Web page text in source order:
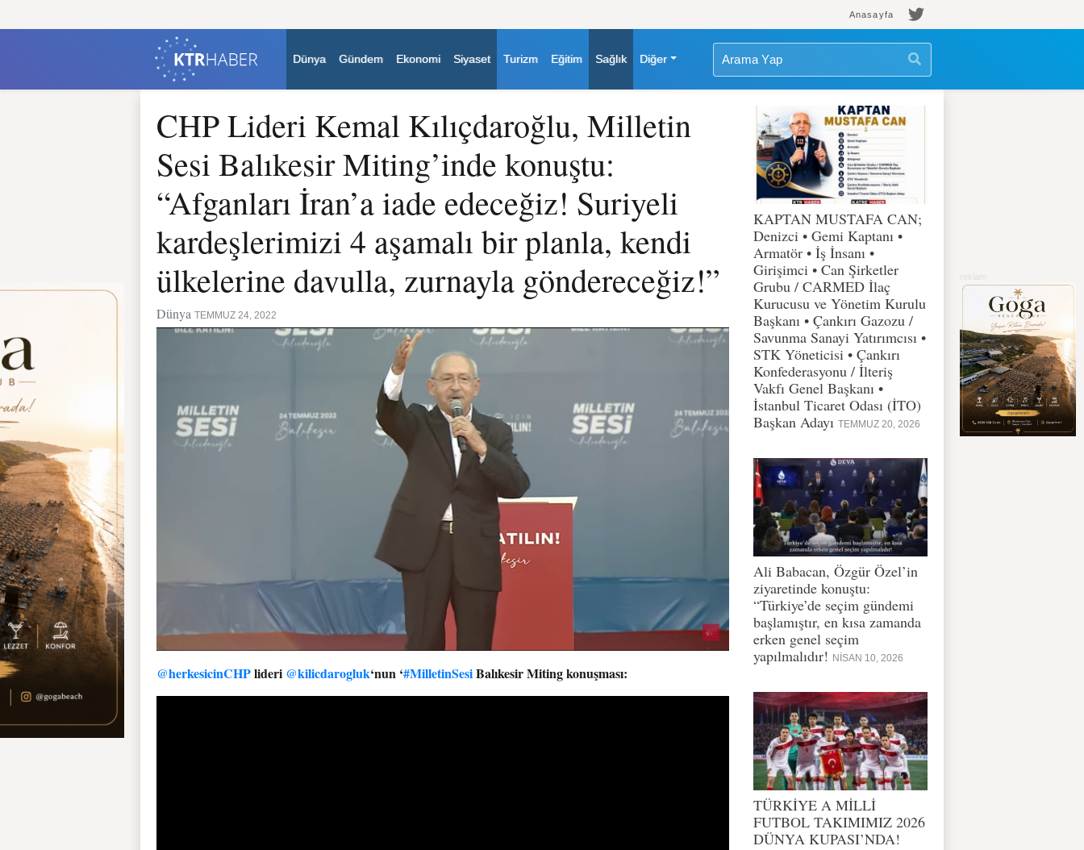
Anasayfa
Dünya Gündem Ekonomi Siyaset Turizm Eğitim Sağlık Diğer
CHP Lideri Kemal Kılıçdaroğlu, Milletin
Sesi Balıkesir Miting’inde konuştu:
“Afganları İran’a iade edeceğiz! Suriyeli
kardeşlerimizi 4 aşamalı bir planla, kendi
ülkelerine davulla, zurnayla göndereceğiz!”
Dünya TEMMUZ 24, 2022
@herkesicinCHPlideri @kilicdarogluk‘nun ‘#MilletinSesiBalıkesir Miting konuşması:
KAPTAN MUSTAFA CAN;
Denizci • Gemi Kaptanı •
Armatör • İş İnsanı •
Girişimci • Can Şirketler
Grubu / CARMED İlaç
Kurucusu ve Yönetim Kurulu
Başkanı • Çankırı Gazozu /
Savunma Sanayi Yatırımcısı •
STK Yöneticisi • Çankırı
Konfederasyonu / İlteriş
Vakfı Genel Başkanı •
İstanbul Ticaret Odası (İTO)
Başkan Adayı TEMMUZ 20, 2026
Ali Babacan, Özgür Özel’in
ziyaretinde konuştu:
“Türkiye’de seçim gündemi
başlamıştır, en kısa zamanda
erken genel seçim
yapılmalıdır! NISAN 10, 2026
TÜRKİYE A MİLLİ
FUTBOL TAKIMIMIZ 2026
DÜNYA KUPASI’NDA!